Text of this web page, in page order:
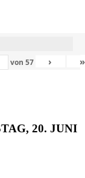
von 57 › »
20. JUNI